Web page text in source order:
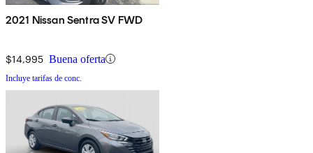
2021 Nissan Sentra SV FWD
$14,995 Buena oferta
Incluye tarifas de conc.